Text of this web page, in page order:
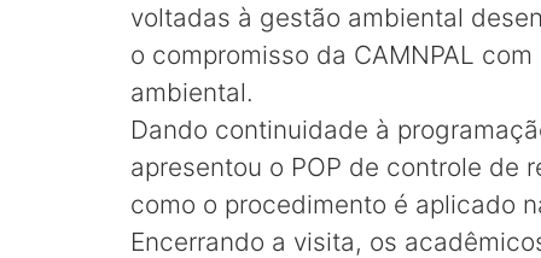
voltadas à gestão ambiental
o compromisso da CAMNPAL
ambiental.
Dando continuidade à
apresentou o POP de controle de
como o procedimento é aplicado
Encerrando a visita, os